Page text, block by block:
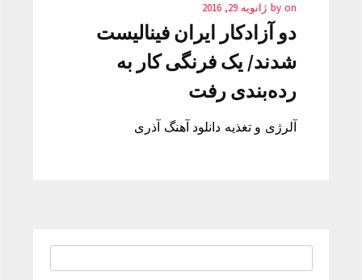
by on ژانویه 29, 2016
دو آزادکار ایران فینالیست
شدند/ یک فرنگی کار به
رده‌بندی رفت
آلرژی و تغذیه دانلود آهنگ آذری